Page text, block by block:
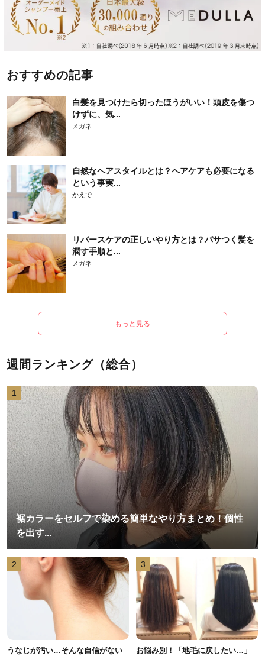
おすすめの記事
白髪を見つけたら切ったほうがいい！頭皮を傷つ
けずに、気...
メガネ
自然なヘアスタイルとは？ヘアケアも必要になる
という事実...
かえで
リバースケアの正しいやり方とは？パサつく髪を
潤す手順と...
メガネ
もっと見る
週間ランキング（総合）
1
裾カラーをセルフで染める簡単なやり方まとめ！個性
を出す...
2
うなじが汚い…そんな自信がない
3
お悩み別！「地毛に戻したい…」